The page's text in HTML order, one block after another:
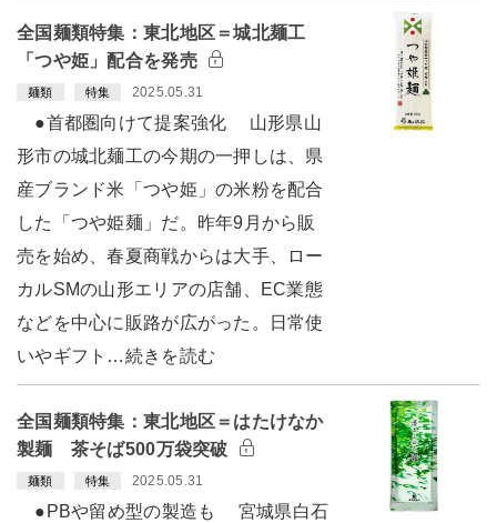
全国麺類特集：東北地区＝城北麺工
「つや姫」配合を発売
麺類 特集 2025.05.31
●首都圏向けて提案強化 山形県山
形市の城北麺工の今期の一押しは、県
産ブランド米「つや姫」の米粉を配合
した「つや姫麺」だ。昨年9月から販
売を始め、春夏商戦からは大手、ロー
カルSMの山形エリアの店舗、EC業態
などを中心に販路が広がった。日常使
いやギフト…続きを読む
全国麺類特集：東北地区＝はたけなか
製麺 茶そば500万袋突破
麺類 特集 2025.05.31
●PBや留め型の製造も 宮城県白石